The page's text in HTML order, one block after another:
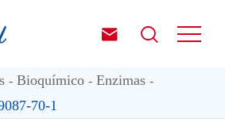
 
Bioquímico
Enzimas
70-1